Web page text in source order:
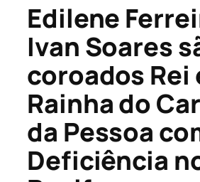
Edilene
Ivan Soares
coroados Rei
Rainha do
da Pessoa
Deficiência